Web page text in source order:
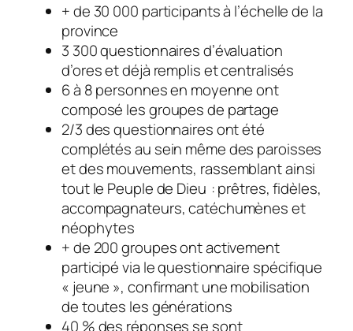
+ de 30 000 participants à l’échelle de la
province
3 300 questionnaires d’évaluation
d’ores et déjà remplis et centralisés
6 à 8 personnes en moyenne ont
composé les groupes de partage
2/3 des questionnaires ont été
complétés au sein même des paroisses
et des mouvements, rassemblant ainsi
tout le Peuple de Dieu : prêtres, fidèles,
accompagnateurs, catéchumènes et
néophytes
+ de 200 groupes ont activement
participé via le questionnaire spécifique
« jeune », confirmant une mobilisation
de toutes les générations
40 % des réponses se sont